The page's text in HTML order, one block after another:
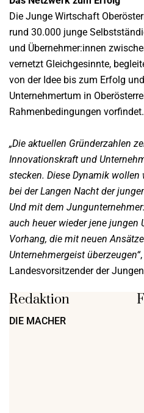
Die Junge Wirtschaft
rund 30.000 junge
und Übernehmer:innen
vernetzt Gleichgesinnte,
von der Idee bis zum Erfolg
Unternehmertum in
Rahmenbedingungen vorfindet.
„Die aktuellen Gründerzahlen
Innovationskraft und
stecken. Diese Dynamik
bei der Langen Nacht der
Und mit dem
auch heuer wieder jene jungen
Vorhang, die mit neuen
Unternehmergeist überzeugen“
Landesvorsitzender der
Redaktion
DIE MACHER